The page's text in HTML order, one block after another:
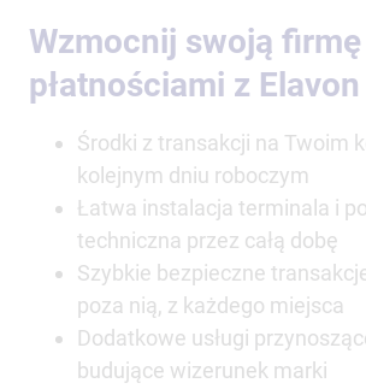
Wzmocnij swoją firmę
płatnościami z Elavon
Środki z transakcji na Twoim
kolejnym dniu roboczym
Łatwa instalacja terminala i
techniczna przez całą dobę
Szybkie bezpieczne
poza nią, z każdego miejsca
Dodatkowe usługi
budujące wizerunek marki